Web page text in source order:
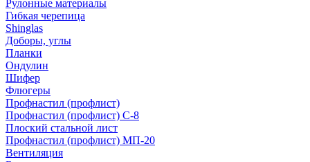
Рулонные материалы
Гибкая черепица
Shinglas
Доборы, углы
Планки
Ондулин
Шифер
Флюгеры
Профнастил (профлист)
Профнастил (профлист) С-8
Плоский стальной лист
Профнастил (профлист) МП-20
Вентиляция